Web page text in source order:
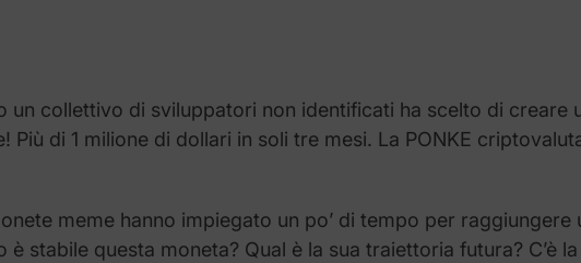
un collettivo di sviluppatori non identificati ha scelto di creare
Più di 1 milione di dollari in soli tre mesi. La PONKE
meme hanno impiegato un po’ di tempo per
stabile questa moneta? Qual è la sua traiettoria futura? C’è